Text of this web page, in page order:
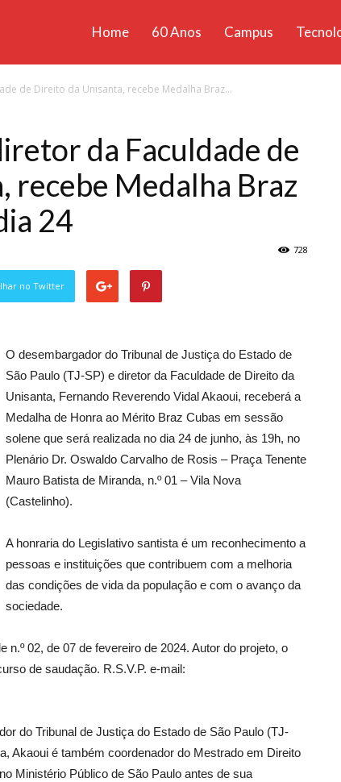
Home 60 Anos Campus
de Direito da Unisanta, recebe Medalha Braz...
da Faculdade de
recebe Medalha Braz
24
728
no Twitter
O desembargador do Tribunal de Justiça do Estado de
São Paulo (TJ-SP) e diretor da Faculdade de Direito da
Unisanta, Fernando Reverendo Vidal Akaoui, receberá a
Medalha de Honra ao Mérito Braz Cubas em sessão
solene que será realizada no dia 24 de junho, às 19h, no
Plenário Dr. Oswaldo Carvalho de Rosis – Praça Tenente
Mauro Batista de Miranda, n.º 01 – Vila Nova
(Castelinho).
A honraria do Legislativo santista é um reconhecimento a
pessoas e instituições que contribuem com a melhoria
das condições de vida da população e com o avanço da
sociedade.
02, de 07 de fevereiro de 2024. Autor do projeto, o
de saudação. R.S.V.P. e-mail:
do Tribunal de Justiça do Estado de São Paulo (TJ-
Akaoui é também coordenador do Mestrado em Direito
Ministério Público de São Paulo antes de sua